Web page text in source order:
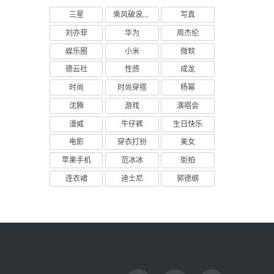
三星 乘风破浪的姐姐
写真
刘亦菲
华为
周杰伦
娱乐圈
小米
微软
德云社
性感
成龙
时尚
时尚穿搭
杨幂
沈腾
游戏
演唱会
漫威
牛仔裤
生日快乐
电影
穿衣打扮
美女
苹果手机
范冰冰
街拍
连衣裙
迪士尼 郭德纲